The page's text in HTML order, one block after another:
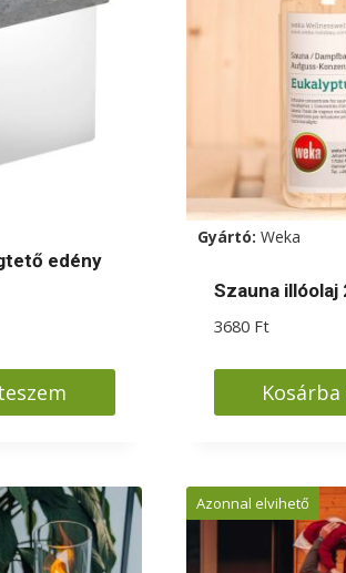
edény
Gyártó: Weka
Szauna illóolaj
3680 Ft
Azonnal elvihető